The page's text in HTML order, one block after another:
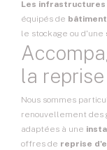
Les infrastructures
équipés de
le stockage ou d'une
la reprise
Nous sommes
renouvellement des
adaptées à une
offres de reprise